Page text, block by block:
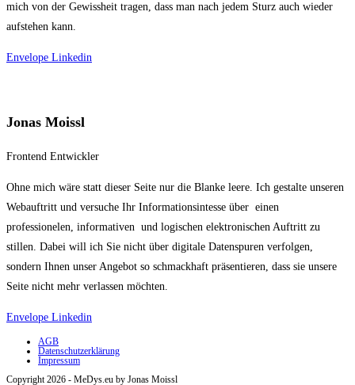
mich von der Gewissheit tragen, dass man nach jedem Sturz auch wieder
aufstehen kann.
Envelope Linkedin
Jonas Moissl
Frontend Entwickler
Ohne mich wäre statt dieser Seite nur die Blanke leere. Ich gestalte unseren
Webauftritt und versuche Ihr Informationsintesse über einen
professionelen, informativen und logischen elektronischen Auftritt zu
stillen. Dabei will ich Sie nicht über digitale Datenspuren verfolgen,
sondern Ihnen unser Angebot so schmackhaft präsentieren, dass sie unsere
Seite nicht mehr verlassen möchten.
Envelope Linkedin
AGB
Datenschutzerklärung
Impressum
Copyright 2026 - MeDys.eu by Jonas Moissl